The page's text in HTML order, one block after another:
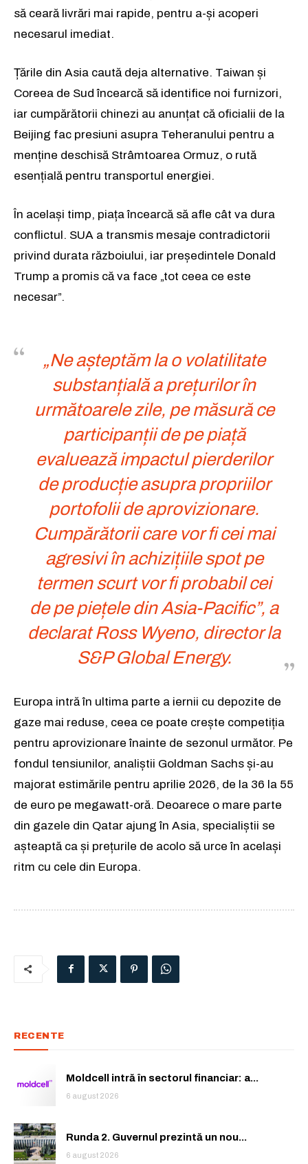
să ceară livrări mai rapide, pentru a-și acoperi
necesarul imediat.
Țările din Asia caută deja alternative. Taiwan și
Coreea de Sud încearcă să identifice noi furnizori,
iar cumpărătorii chinezi au anunțat că oficialii de la
Beijing fac presiuni asupra Teheranului pentru a
menține deschisă Strâmtoarea Ormuz, o rută
esențială pentru transportul energiei.
În același timp, piața încearcă să afle cât va dura
conflictul. SUA a transmis mesaje contradictorii
privind durata războiului, iar președintele Donald
Trump a promis că va face „tot ceea ce este
necesar”.
„Ne așteptăm la o volatilitate
substanțială a prețurilor în
următoarele zile, pe măsură ce
participanții de pe piață
evaluează impactul pierderilor
de producție asupra propriilor
portofolii de aprovizionare.
Cumpărătorii care vor fi cei mai
agresivi în achizițiile spot pe
termen scurt vor fi probabil cei
de pe piețele din Asia-Pacific”, a
declarat Ross Wyeno, director la
S&P Global Energy.
Europa intră în ultima parte a iernii cu depozite de
gaze mai reduse, ceea ce poate crește competiția
pentru aprovizionare înainte de sezonul următor. Pe
fondul tensiunilor, analiștii Goldman Sachs și-au
majorat estimările pentru aprilie 2026, de la 36 la 55
de euro pe megawatt-oră. Deoarece o mare parte
din gazele din Qatar ajung în Asia, specialiștii se
așteaptă ca și prețurile de acolo să urce în același
ritm cu cele din Europa.
RECENTE
Moldcell intră în sectorul financiar: a...
6 august 2026
Runda 2. Guvernul prezintă un nou...
6 august 2026